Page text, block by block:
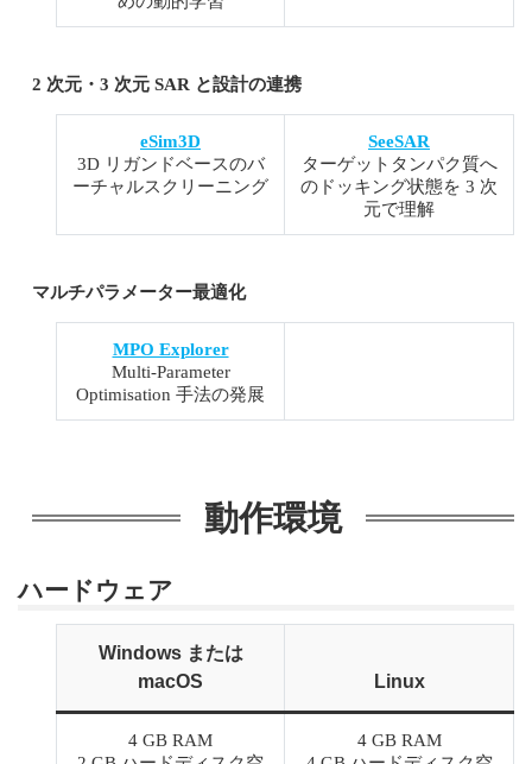
2 次元・3 次元 SAR と設計の連携
eSim3D
3D リガンドベースのバ
ーチャルスクリーニング
SeeSAR
ターゲットタンパク質へ
のドッキング状態を 3 次
元で理解
マルチパラメーター最適化
MPO Explorer
Multi-Parameter
Optimisation 手法の発展
動作環境
ハードウェア
Windows または
macOS
Linux
4 GB RAM
4 GB RAM